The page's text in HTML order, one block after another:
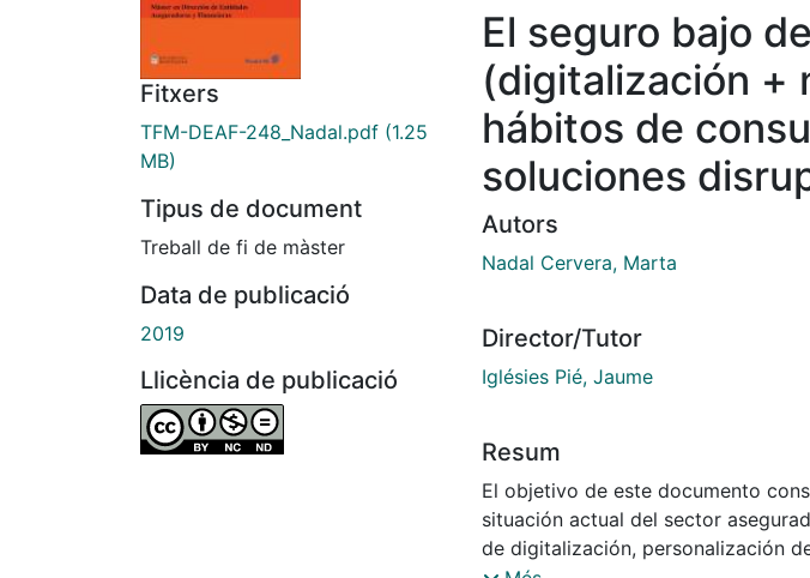
Fitxers
TFM-DEAF-248_Nadal.pdf (1.25
MB)
Tipus de document
Treball de fi de màster
Data de publicació
2019
Llicència de publicació
El seguro bajo
(digitalización +
hábitos de
soluciones
Autors
Nadal Cervera, Marta
Director/Tutor
Iglésies Pié, Jaume
Resum
El objetivo de este documento
situación actual del sector
de digitalización, personalización